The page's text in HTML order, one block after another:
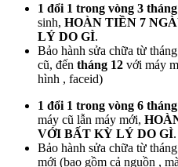
1 đổi 1 trong vòng 3 tháng
sinh, HOÀN TIỀN 7
LÝ DO GÌ.
Bảo hành sửa chữa từ tháng
cũ, đến tháng 12 với máy
hình , faceid)
1 đổi 1 trong vòng 6 tháng
máy cũ lẫn máy mới,
VỚI BẤT KỲ LÝ DO GÌ.
Bảo hành sửa chữa từ tháng
mới (bao gồm cả nguồn ,